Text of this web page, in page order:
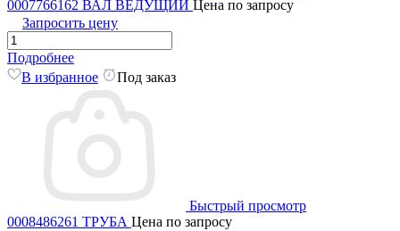
0007766162 ВАЛ ВЕДУЩИЙ Цена по запросу
Запросить цену
Подробнее
В избранное
Под заказ
Быстрый просмотр
0008486261 ТРУБА Цена по запросу